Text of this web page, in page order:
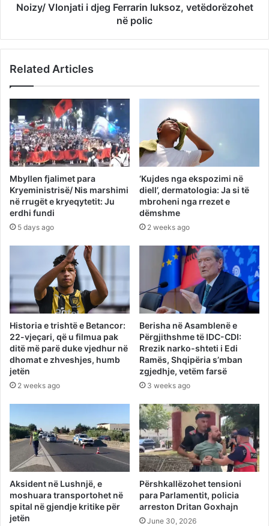
Noizy/ Vlonjati i djeg Ferrarin luksoz, vetëdorëzohet
në polic
Related Articles
Mbyllen fjalimet para
Kryeministrisë/ Nis marshimi
në rrugët e kryeqytetit: Ju
erdhi fundi
5 days ago
‘Kujdes nga ekspozimi në
diell’, dermatologia: Ja si të
mbroheni nga rrezet e
dëmshme
2 weeks ago
Historia e trishtë e Betancor:
22-vjeçari, që u filmua pak
ditë më parë duke vjedhur në
dhomat e zhveshjes, humb
jetën
2 weeks ago
Berisha në Asamblenë e
Përgjithshme të IDC-CDI:
Rrezik narko-shteti i Edi
Ramës, Shqipëria s’mban
zgjedhje, vetëm farsë
3 weeks ago
Aksident në Lushnjë, e
moshuara transportohet në
spital në gjendje kritike për
jetën
Përshkallëzohet tensioni
para Parlamentit, policia
arreston Dritan Goxhajn
June 30, 2026